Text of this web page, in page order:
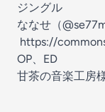
ジングル
ななせ（
https://
OP、ED
甘茶の音楽工房